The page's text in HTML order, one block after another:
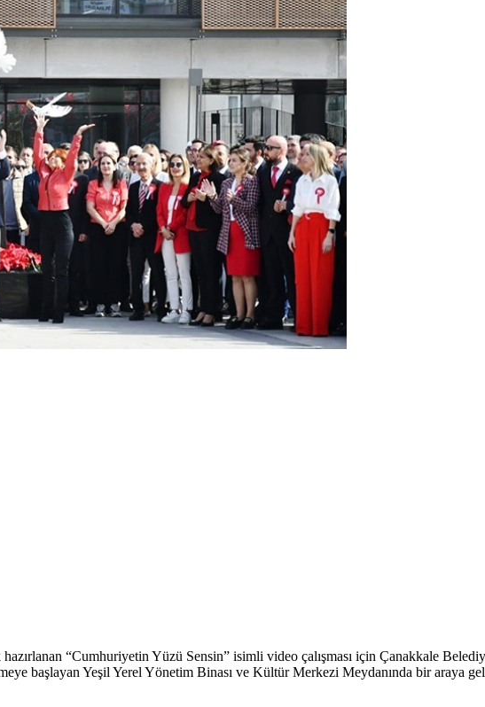
“Cumhuriyetin Yüzü Sensin” isimli video çalışması için Çanakkale
başlayan Yeşil Yerel Yönetim Binası ve Kültür Merkezi Meydanında bir araya